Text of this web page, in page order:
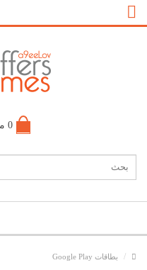
0 منتجات - S.R 0
بطاقات Google Play